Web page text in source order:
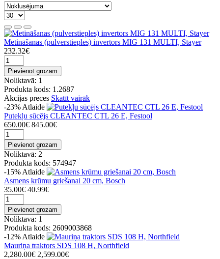
Metināšanas (pulverstieples) invertors MIG 131 MULTI, Stayer
232.32€
Pievienot grozam
Noliktavā: 1
Produkta kods: 1.2687
Akcijas preces Skatīt vairāk
-23% Atlaide
Putekļu sūcējs CLEANTEC CTL 26 E, Festool
650.00€ 845.00€
Pievienot grozam
Noliktavā: 2
Produkta kods: 574947
-15% Atlaide
Asmens krūmu griešanai 20 cm, Bosch
35.00€ 40.99€
Pievienot grozam
Noliktavā: 1
Produkta kods: 2609003868
-12% Atlaide
Mauriņa traktors SDS 108 H, Northfield
2,280.00€ 2,599.00€